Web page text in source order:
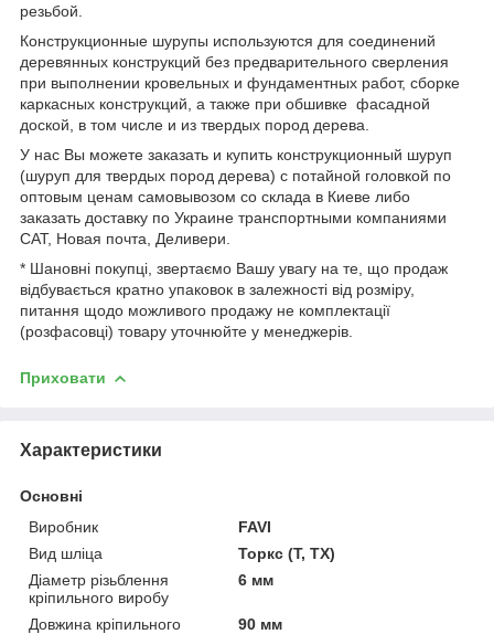
резьбой.
Конструкционные шурупы используются для соединений
деревянных конструкций без предварительного сверления
при выполнении кровельных и фундаментных работ, сборке
каркасных конструкций, а также при обшивке фасадной
доской, в том числе и из твердых пород дерева.
У нас Вы можете заказать и купить конструкционный шуруп
(шуруп для твердых пород дерева) с потайной головкой по
оптовым ценам самовывозом со склада в Киеве либо
заказать доставку по Украине транспортными компаниями
САТ, Новая почта, Деливери.
* Шановні покупці, звертаємо Вашу увагу на те, що продаж
відбувається кратно упаковок в залежності від розміру,
питання щодо можливого продажу не комплектації
(розфасовці) товару уточнюйте у менеджерів.
Приховати
Характеристики
Основні
Виробник
FAVI
Вид шліца
Торкс (T, TX)
Діаметр різьблення
кріпильного виробу
6 мм
Довжина кріпильного
90 мм